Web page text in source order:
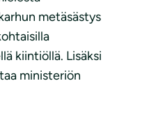
metäsästys
kiintiöllä. Lisäksi
ministeriön